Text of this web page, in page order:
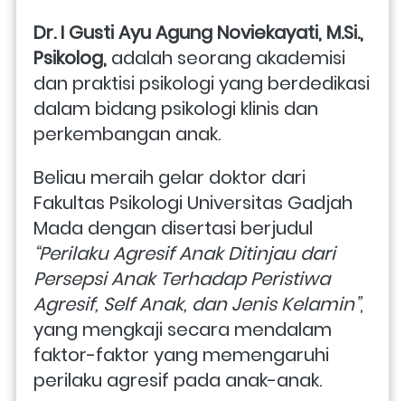
Dr. I Gusti Ayu Agung Noviekayati, M.Si.,
Psikolog, adalah seorang akademisi
dan praktisi psikologi yang berdedikasi
dalam bidang psikologi klinis dan
perkembangan anak.
Beliau meraih gelar doktor dari
Fakultas Psikologi Universitas Gadjah
“Perilaku Agresif Anak Ditinjau dari
Persepsi Anak Terhadap Peristiwa
Agresif, Self Anak, dan Jenis Kelamin”,
yang mengkaji secara mendalam
faktor-faktor yang memengaruhi
perilaku agresif pada anak-anak. ​